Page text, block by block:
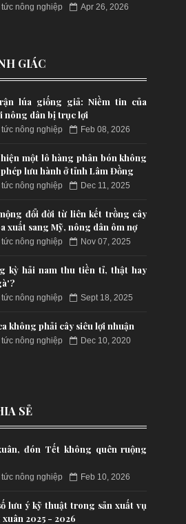
tức nông nghiệp Apr 26, 2026
GIÁC
lúa giống giả: Niềm tin của
nông dân bị trục lợi
tức nông nghiệp Feb 08, 2026
một lô hàng phân bón không
lưu hành ở tỉnh Lâm Đồng
tức nông nghiệp Dec 11, 2025
đổi đời từ liên kết trồng cây
xuất sang Mỹ, nông dân ôm nợ
tức nông nghiệp Nov 07, 2025
kỳ hải nam thu tiền tỉ, thật hay
tức nông nghiệp Sept 18, 2025
không phải cây siêu lợi nhuận
tức nông nghiệp Dec 10, 2020
SẺ
đón Tết không quên ruộng
tức nông nghiệp Feb 10, 2026
lưu ý kỹ thuật trong sản xuất vụ
2025 - 2026